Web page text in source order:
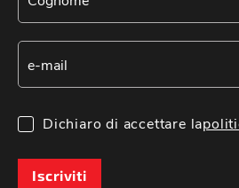
Dichiaro di accettare la
Iscriviti